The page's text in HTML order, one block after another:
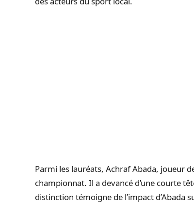
Parmi les lauréats, Achraf Abada, joueur
championnat. Il a devancé d’une courte
distinction témoigne de l’impact d’Abada